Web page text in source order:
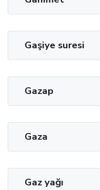
Gaşiye suresi
Gazap
Gaza
Gaz yağı